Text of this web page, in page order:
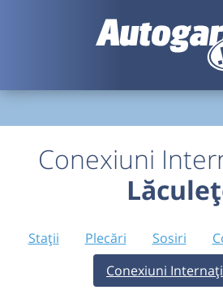
Conexiuni
Stații Plecări Sosiri
Conexiuni